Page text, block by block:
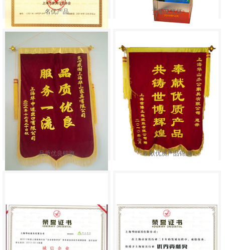
名优产品 贡献奖奖杯
品质优良锦旗 奉献优质产品锦旗